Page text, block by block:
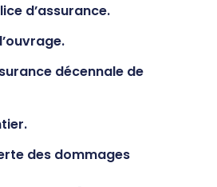
d’assurance.
décennale de
des dommages